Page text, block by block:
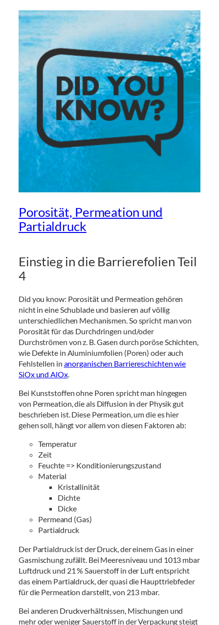
Porosität, Permeation und
Partialdruck
Einstieg in die Barrierefolien Teil
4
Did you know: Porosität und Permeation gehören
nicht in eine Schublade und basieren auf völlig
unterschiedlichen Mechanismen. So spricht man von
Porosität für das Durchdringen und/oder
Durchströmen von z. B. Gasen durch poröse Schichten,
wie Defekte in Aluminiumfolien (Poren) oder auch
Fehlstellen in anorganischen Barriereschichten wie
SiOx und AlOx.
Bei Kunststoffen ohne Poren spricht man hingegen
von Permeation, die als Diffusion in der Physik gut
beschrieben ist. Diese Permeation, um die es hier
gehen soll, hängt vor allem von diesen Faktoren ab:
Temperatur
Zeit
Feuchte => Konditionierungszustand
Material
Kristallinität
Dichte
Dicke
Permeand (Gas)
Partialdruck
Der Partialdruck ist der Druck, der einem Gas in einer
Gasmischung zufällt. Bei Meeresniveau und 1013 mbar
Luftdruck und 21 % Sauerstoff in der Luft entspricht
das einem Partialdruck, der quasi die Haupttriebfeder
für die Permeation darstellt, von 213 mbar.
Bei anderen Druckverhältnissen, Mischungen und
mehr oder weniger Sauerstoff in der Verpackung steigt